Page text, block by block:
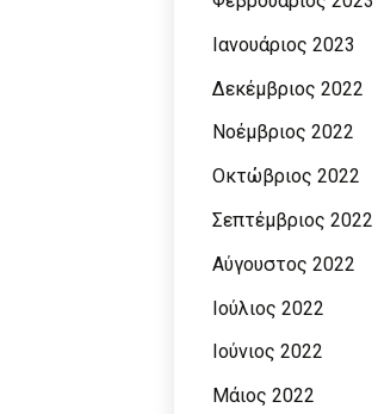
Ιανουάριος 2023
Δεκέμβριος 2022
Νοέμβριος 2022
Οκτώβριος 2022
Σεπτέμβριος 2022
Αύγουστος 2022
Ιούλιος 2022
Ιούνιος 2022
Μάιος 2022